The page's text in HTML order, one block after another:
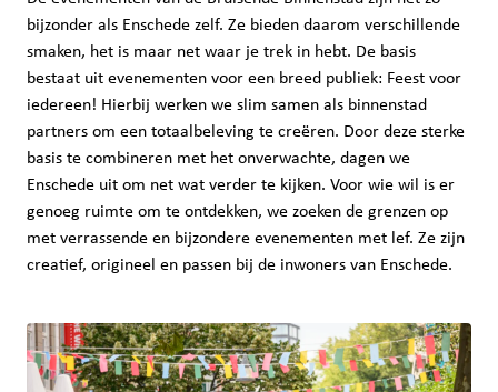
bijzonder als Enschede zelf. Ze bieden daarom verschillende
smaken, het is maar net waar je trek in hebt. De basis
bestaat uit evenementen voor een breed publiek: Feest voor
iedereen! Hierbij werken we slim samen als binnenstad
partners om een totaalbeleving te creëren. Door deze sterke
basis te combineren met het onverwachte, dagen we
Enschede uit om net wat verder te kijken. Voor wie wil is er
genoeg ruimte om te ontdekken, we zoeken de grenzen op
met verrassende en bijzondere evenementen met lef. Ze zijn
creatief, origineel en passen bij de inwoners van Enschede.